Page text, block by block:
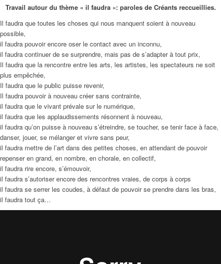
Travail autour du thème « il faudra »: paroles de Créants reccueillies.
Il faudra que toutes les choses qui nous manquent soient à nouveau
possible,
il faudra pouvoir encore oser le contact avec un inconnu,
il faudra continuer de se surprendre, mais pas de s’adapter à tout prix,
Il faudra que la rencontre entre les arts, les artistes, les spectateurs ne soit
plus empêchée,
Il faudra que le public puisse revenir,
Il faudra pouvoir à nouveau créer sans contrainte,
il faudra que le vivant prévale sur le numérique,
il faudra que les applaudissements résonnent à nouveau,
il faudra qu’on puisse à nouveau s’étreindre, se toucher, se tenir face à face,
danser, jouer, se mélanger et vivre sans peur,
il faudra mettre de l’art dans des petites choses, en attendant de pouvoir
repenser en grand, en nombre, en chorale, en collectif,
il faudra rire encore, s’émouvoir,
il faudra s’autoriser encore des rencontres vraies, de corps à corps
il faudra se serrer les coudes, à défaut de pouvoir se prendre dans les bras,
il faudra tout ça…